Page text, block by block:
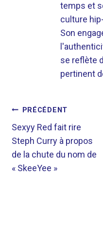
temps et
culture
Son
se reflète
pertinent
DE
L’ARTICLE
PRÉCÉDENT
Sexyy Red fait rire
Steph Curry à propos
de la chute du nom de
« SkeeYee »